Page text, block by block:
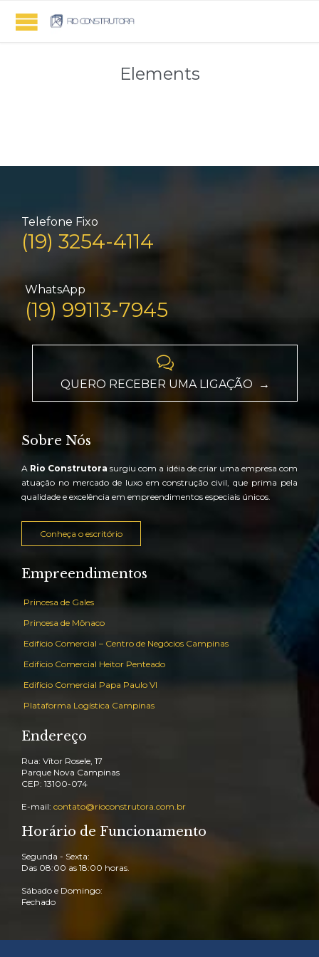
Elements
Telefone Fixo
(19) 3254-4114
WhatsApp
(19) 99113-7945

QUERO RECEBER UMA LIGAÇÃO →
Sobre Nós
A Rio Construtora surgiu com a idéia de criar uma empresa com
atuação no mercado de luxo em construção civil, que prima pela
qualidade e excelência em empreendimentos especiais únicos.
Conheça o escritório
Empreendimentos
Princesa de Gales
Princesa de Mônaco
Edifício Comercial – Centro de Negócios Campinas
Edifício Comercial Heitor Penteado
Edifício Comercial Papa Paulo VI
Plataforma Logística Campinas
Endereço
Rua: Vítor Rosele, 17
Parque Nova Campinas
CEP: 13100-074
E-mail: contato@rioconstrutora.com.br
Horário de Funcionamento
Segunda - Sexta:
Das 08:00 as 18:00 horas.
Sábado e Domingo:
Fechado